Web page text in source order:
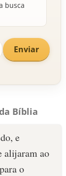
busca
Enviar
Bíblia
e
alijaram ao
o